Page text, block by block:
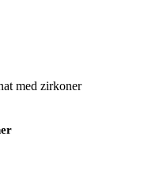
med zirkoner